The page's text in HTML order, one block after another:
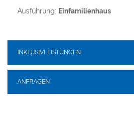
Ausführung: Einfamilienhaus
INKLUSIVLEISTUNGEN
ANFRAGEN